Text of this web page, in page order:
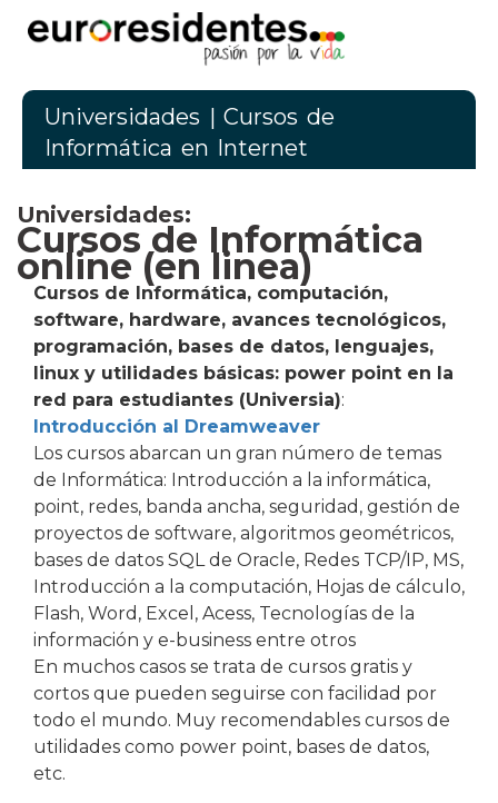
Universidades | Cursos de
Informática en Internet
Universidades:
Cursos de Informática
online (en linea)
Cursos de Informática, computación,
software, hardware, avances tecnológicos,
programación, bases de datos, lenguajes,
linux y utilidades básicas: power point en la
red para estudiantes (Universia):
Introducción al Dreamweaver
Los cursos abarcan un gran número de temas
de Informática: Introducción a la informática,
point, redes, banda ancha, seguridad, gestión de
proyectos de software, algoritmos geométricos,
bases de datos SQL de Oracle, Redes TCP/IP, MS,
Introducción a la computación, Hojas de cálculo,
Flash, Word, Excel, Acess, Tecnologías de la
información y e-business entre otros
En muchos casos se trata de cursos gratis y
cortos que pueden seguirse con facilidad por
todo el mundo. Muy recomendables cursos de
utilidades como power point, bases de datos,
etc.